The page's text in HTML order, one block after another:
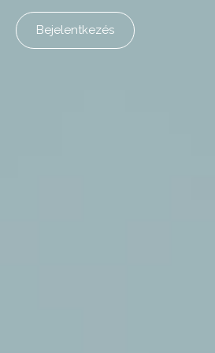
Bejelentkezés